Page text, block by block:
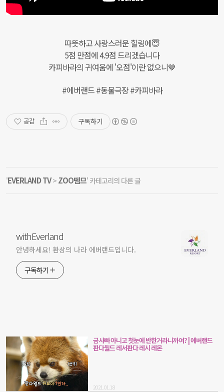
따뜻하고 사랑스러운 힐링에😇
5점 만점에 4.9점 드리겠습니다
카피바라의 귀여움에 '오점'이란 없으니🤎
#에버랜드 #동물극장 #카피바라
공감 구독하기
'EVERLAND TV> ZOO뗌므' 카테고리의 다른 글
withEverland
안녕하세요! 환상의 나라 에버랜드입니다.
구독하기
금사빠 아니고 첫눈에 반한거라니까여? | 에버랜드
판다월드 레서판다 레시 레몬
2021.01.18